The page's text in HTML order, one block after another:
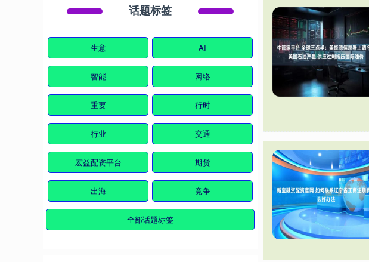
话题标签
生意 AI
智能 网络
重要 行时
行业 交通
宏益配资平台 期货
出海 竞争
全部话题标签